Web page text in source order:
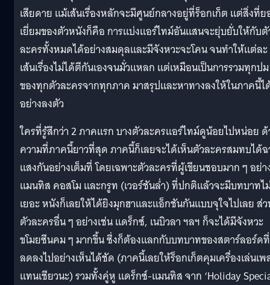
เสียดาย แม้เส้นเรื่องหลักจะมีศูนย์กลางอยู่ที่ร็อกเก็ต แต่สิ่งที่
เยี่ยมของตัวหนังก็คือ การแบ่งแอร์ไทม์อันแสนจะยุ่บยั่บให้กับ
ละครทั้งหมดได้อย่างสมดุลและมีจังหวะจะโคน จนทำให้แต่ละ
เส้นเรื่องไม่ได้ตีกันเองจนมั่วแหลก แต่เหมือนเป็นการรวมทุกปม
ของทุกตัวละครจากทุกภาค มาสรุปและหาทางลงให้ในภาคนี้ไ
อย่างลงตัว
ใครที่รู้สึกว่า 2 ภาคแรก บางตัวละครแอร์ไทม์ดูน้อยไปหน่อย
ความที่ภาคนี้ยาวที่สุด ภาคนี้ก็เลยจะได้เห็นตัวละครสมทบได้
แสงกันอย่างเต็มที่ โดยเฉพาะตัวละครที่ผู้เขียนชอบมาก ๆ อย่า
แมนทิส คอสโม และกรูท (เวอร์ชันล่ำ) ที่ปกติแล้วจะมีบทบาทไ
เยอะ หนังก็เลยให้ได้ยิงมุกฮาและแอ็กชันกันแบบจุใจไปเลย ส่
ตัวละครอื่น ๆ อย่างเช่น แดร็กซ์, เนบิวลา ฯลฯ ก็จะได้มีจังหวะ
ขโมยซีนคม ๆ มากขึ้น ซึ่งก็ต้องแลกกับบทบาทของสตาร์ลอร์ดที่
ลดลงไปอย่างเห็นได้ชัด (ภาคนี้เลยให้ร็อกเก็ตคุมเครื่องเล่นเพ
แทนเชียวนะ) รวมทั้งคู่หู แดร็กซ์-แมนทิส จาก ‘Holiday